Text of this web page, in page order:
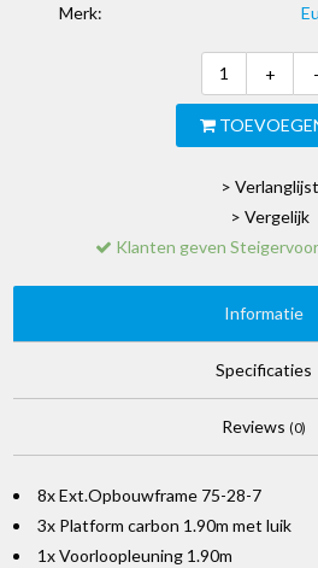
Merk:
+ -
> Verlanglijst
> Vergelijk
Klanten geven
Informatie
Specificaties
Reviews (0)
8x Ext.Opbouwframe 75-28-7
3x Platform carbon 1.90m met luik
1x Voorloopleuning 1.90m